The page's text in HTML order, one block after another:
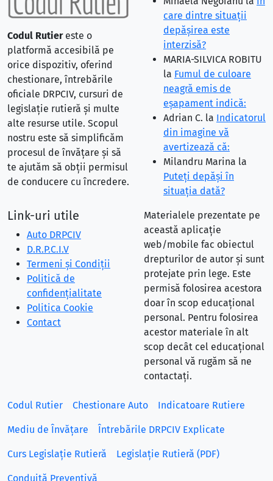
Codul Rutiereste o
platformă accesibilă pe
orice dispozitiv, oferind
chestionare, întrebările
oficiale DRPCIV, cursuri de
legislație rutieră și multe
alte resurse utile. Scopul
nostru este să simplificăm
procesul de învățare și să
te ajutăm să obții permisul
de conducere cu încredere.
care dintre situaţii
depăşirea este
interzisă?
MARIA-SILVICA ROBITU
la Fumul de culoare
neagră emis de
eşapament indică:
Adrian C. la Indicatorul
din imagine vă
avertizează că:
Milandru Marina la
Puteţi depăşi în
situaţia dată?
Link-uri utile
Auto DRPCIV
D.R.P.C.I.V
Termeni și Condiții
Politică de
confidențialitate
Politica Cookie
Contact
Materialele prezentate pe
această aplicație
web/mobile fac obiectul
drepturilor de autor și sunt
protejate prin lege. Este
permisă folosirea acestora
doar în scop educațional
personal. Pentru folosirea
acestor materiale în alt
scop decât cel educațional
personal vă rugăm să ne
contactați.
Codul Rutier Chestionare Auto Indicatoare Rutiere
Mediu de Învățare Întrebările DRPCIV Explicate
Curs Legislație Rutieră Legislație Rutieră (PDF)
Conduită Preventivă